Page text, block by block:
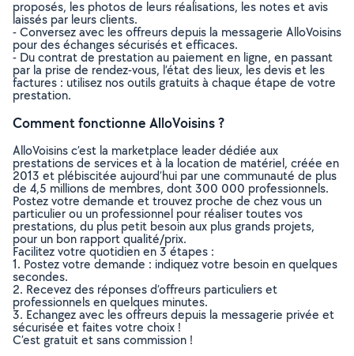
proposés, les photos de leurs réalisations, les notes et avis
laissés par leurs clients.
- Conversez avec les offreurs depuis la messagerie AlloVoisins
pour des échanges sécurisés et efficaces.
- Du contrat de prestation au paiement en ligne, en passant
par la prise de rendez-vous, l’état des lieux, les devis et les
factures : utilisez nos outils gratuits à chaque étape de votre
prestation.
Comment fonctionne AlloVoisins ?
AlloVoisins c’est la marketplace leader dédiée aux
prestations de services et à la location de matériel, créée en
2013 et plébiscitée aujourd’hui par une communauté de plus
de 4,5 millions de membres, dont 300 000 professionnels.
Postez votre demande et trouvez proche de chez vous un
particulier ou un professionnel pour réaliser toutes vos
prestations, du plus petit besoin aux plus grands projets,
pour un bon rapport qualité/prix.
Facilitez votre quotidien en 3 étapes :
1. Postez votre demande : indiquez votre besoin en quelques
secondes.
2. Recevez des réponses d’offreurs particuliers et
professionnels en quelques minutes.
3. Echangez avec les offreurs depuis la messagerie privée et
sécurisée et faites votre choix !
C’est gratuit et sans commission !